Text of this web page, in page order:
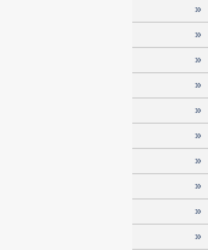
»
»
»
»
»
»
»
»
»
»